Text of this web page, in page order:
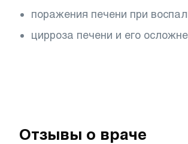
поражения печени при
цирроза печени и его
Отзывы о враче